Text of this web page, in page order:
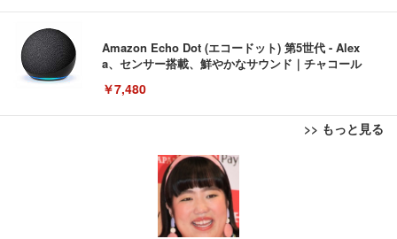
Amazon Echo Dot (エコードット) 第5世代 - Alex
a、センサー搭載、鮮やかなサウンド｜チャコール
￥7,480
>> もっと見る
[EdoErgo] オフィスチェア 椅子 テレワーク 疲れな
い 跳ね上げ式アームレスト コンパクト 約105度ロッ
キング pc 事務椅子 360度回転 座面昇降 強化ナイロ
ン樹脂ベース 通気性メッシュ 在宅ワーク H-WY01
(黒網+黒枠+黒足)
EIZO ビジネス向けプレミアムモニター | FlexScan
EV3240X-WT | 31.5型4K UHD・USB Type-C・ホワ
￥105,595
Amazonベーシック ペットシーツ 薄型 レギュラー 1
回使い捨て 無香料 ホワイト 300枚